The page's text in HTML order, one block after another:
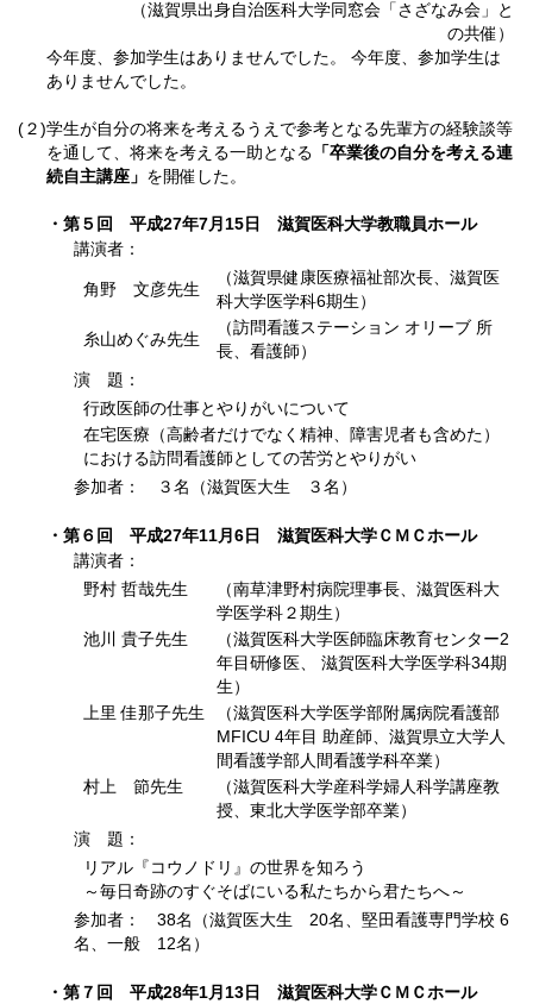
（滋賀県出身自治医科大学同窓会「さざなみ会」と
の共催）
今年度、参加学生はありませんでした。 今年度、参加学生は
ありませんでした。
(２)学生が自分の将来を考えるうえで参考となる先輩方の経験談等
を通して、将来を考える一助となる 「卒業後の自分を考える連
続自主講座」 を開催した。
・第５回 平成27年7月15日 滋賀医科大学教職員ホール
講演者：
角野 文彦先生
（滋賀県健康医療福祉部次長、滋賀医
科大学医学科6期生）
糸山めぐみ先生
（訪問看護ステーション オリーブ 所
長、看護師）
演 題：
行政医師の仕事とやりがいについて
在宅医療（高齢者だけでなく精神、障害児者も含めた）
における訪問看護師としての苦労とやりがい
参加者： ３名（滋賀医大生 ３名）
・第６回 平成27年11月6日 滋賀医科大学ＣＭＣホール
講演者：
野村 哲哉先生
（南草津野村病院理事長、滋賀医科大
学医学科２期生）
池川 貴子先生
（滋賀医科大学医師臨床教育センター2
年目研修医、 滋賀医科大学医学科34期
生）
上里 佳那子先生
（滋賀医科大学医学部附属病院看護部
MFICU 4年目 助産師、滋賀県立大学人
間看護学部人間看護学科卒業）
村上 節先生
（滋賀医科大学産科学婦人科学講座教
授、東北大学医学部卒業）
演 題：
リアル『コウノドリ』の世界を知ろう
～毎日奇跡のすぐそばにいる私たちから君たちへ～
参加者： 38名（滋賀医大生 20名、堅田看護専門学校 6
名、一般 12名）
・第７回 平成28年1月13日 滋賀医科大学ＣＭＣホール